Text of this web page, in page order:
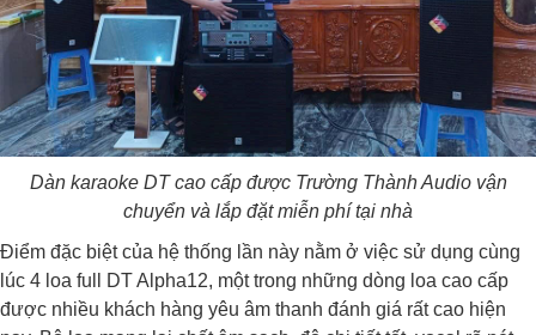
Dàn karaoke DT cao cấp được Trường Thành Audio vận
chuyển và lắp đặt miễn phí tại nhà
Điểm đặc biệt của hệ thống lần này nằm ở việc sử dụng cùng
lúc 4 loa full DT Alpha12, một trong những dòng loa cao cấp
được nhiều khách hàng yêu âm thanh đánh giá rất cao hiện